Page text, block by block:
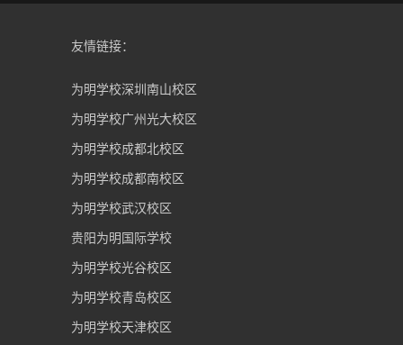
友情链接：
为明学校深圳南山校区
为明学校广州光大校区
为明学校成都北校区
为明学校成都南校区
为明学校武汉校区
贵阳为明国际学校
为明学校光谷校区
为明学校青岛校区
为明学校天津校区